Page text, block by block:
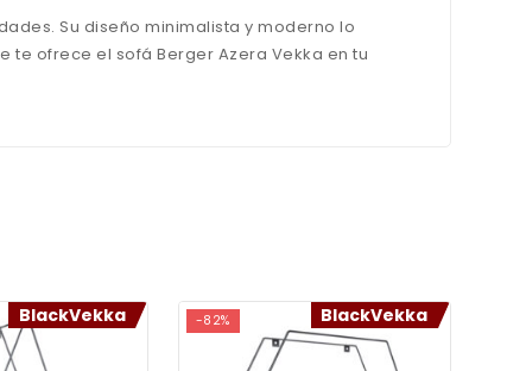
Su diseño minimalista y moderno lo
ofrece el sofá Berger Azera Vekka en tu
BlackVekka -82% BlackVekka